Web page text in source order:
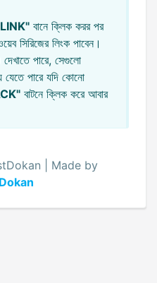
বানে ক্লিক করর পর
সিরিজের লিংক পাবেন।
দেখাতে পারে, সেগুলো
পারে যদি কোনো
বাটনে ক্লিক করে আবার
| Made by